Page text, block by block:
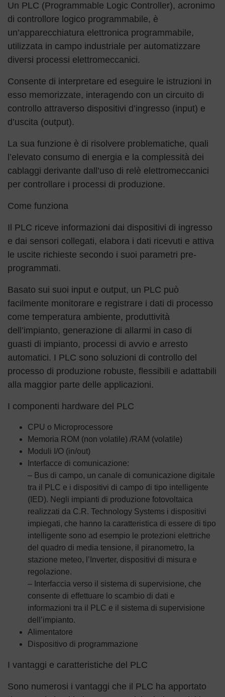
Un PLC (Programmable Logic Controller), acronimo
di controllore logico programmabile, è
un’apparecchiatura elettronica programmabile,
utilizzata in campo industriale per automatizzare
diversi processi elettromeccanici.
Consente di interpretare ed eseguire le istruzioni in
esso memorizzate, interagendo con un circuito di
controllo attraverso dispositivi d’ingresso (input) e
d’uscita (output).
La sua funzione è di risolvere problematiche, quali
l’elevato consumo di energia e la complessità dei
cablaggi derivante dall’uso di relè elettromeccanici
per controllare i processi di produzione.
Come funziona
Il PLC riceve informazioni dai dispositivi di ingresso
e dai sensori collegati, elabora i dati ricevuti e attiva
le uscite richieste secondo i suoi parametri pre-
programmati.
Basato sui suoi input e output, un PLC può
facilmente monitorare e registrare i dati di processo
come temperatura ambiente, produttività
dell’impianto, generazione di allarmi in caso di
guasti di impianto, processi di avvio e arresto
automatici. I PLC sono soluzioni di controllo del
processo di produzione robuste, flessibili e adattabili
alla maggior parte delle applicazioni.
I componenti hardware del PLC
CPU o Microprocessore
Memoria ROM (non volatile) /RAM (volatile)
Moduli I/O (in/out)
Interfacce di comunicazione:
– Bus di campo, un canale di comunicazione digitale
tra il PLC e i dispositivi di campo di tipo intelligente
(IED). Negli impianti di produzione fotovoltaica
realizzati da C.R. Technology Systems i dispositivi
impiegati, che hanno la caratteristica di essere di tipo
intelligente sono ad esempio le protezioni elettriche
del quadro di media tensione, il piranometro, la
stazione meteo, l’Inverter, dispositivi di misura e
regolazione.
– Interfaccia verso il sistema di supervisione, che
consente di effettuare lo scambio di dati e
informazioni tra il PLC e il sistema di supervisione
dell’impianto.
Alimentatore
Dispositivo di programmazione
I vantaggi e caratteristiche del PLC
Sono numerosi i vantaggi che il PLC ha apportato